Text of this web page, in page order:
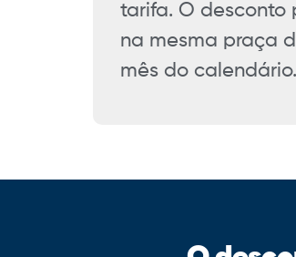
tarifa. O desconto
na mesma praça
mês do calendário.